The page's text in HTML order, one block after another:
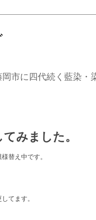
市に四代続く藍染・
みました。
替え中です。
てます。